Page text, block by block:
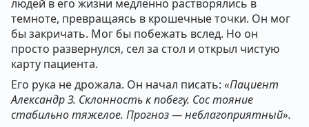
людей в его жизни медленно растворялись в
темноте, превращаясь в крошечные точки. Он мог
бы закричать. Мог бы побежать вслед. Но он
просто развернулся, сел за стол и открыл чистую
карту пациента.
Его рука не дрожала. Он начал писать: «Пациент
Александр З. Склонность к побегу. Сос тояние
стабильно тяжелое. Прогноз — неблагоприятный».